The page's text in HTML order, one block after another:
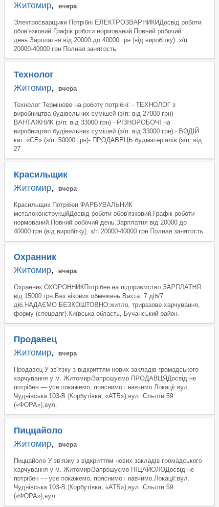
Житомир, вчера
Электросварщики Потрібні ЕЛЕКТРОЗВАРНИКИДосвід роботи
обов'язковий.Графік роботи нормований.Повний робочий
день.Зарплатня від 20000 до 40000 грн (від виробітку). з/п
20000-40000 грн Полная занятость
Технолог
Житомир, вчера
Технолог Терміново на роботу потрібні: - ТЕХНОЛОГ з
виробництва будівельних сумішей (з/п: від 27000 грн) -
ВАНТАЖНИК (з/п: від 33000 грн) - РІЗНОРОБОЧІ на
виробництво будівельних сумішей (з/п: від 33000 грн) - ВОДІЙ
кат. «СЕ» (з/п: 50000 грн)- ПРОДАВЕЦЬ будматеріалів (з/п: від
27
Красильщик
Житомир, вчера
Красильщик Потрібен ФАРБУВАЛЬНИК
металоконструкційДосвід роботи обов'язковий.Графік роботи
нормований.Повний робочий день.Зарплатня від 20000 до
40000 грн (від виробітку). з/п 20000-40000 грн Полная занятость
Охранник
Житомир, вчера
Охранник ОХОРОННИКПотрібен на підприємство.ЗАРПЛАТНЯ
від 15000 грн.Без вікових обмежень.Вахта: 7 діб/7
діб.НАДАЄМО БЕЗКОШТОВНО:житло, триразове харчування,
форму (спецодяг).Київська область, Бучанський район.
Продавец
Житомир, вчера
Продавец У зв’язку з відкриттям нових закладів громадського
харчування у м. ЖитомиріЗапрошуємо ПРОДАВЦЯДосвід не
потрібен — усе покажемо, пояснимо і навчимо.Локації:вул.
Чуднівська 103-В (Корбутівка, «АТБ»);вул. Сльоти 59
(«ФОРА»);вул.
Пиццайоло
Житомир, вчера
Пиццайоло У зв’язку з відкриттям нових закладів громадського
харчування у м. ЖитомиріЗапрошуємо ПІЦАЙОЛОДосвід не
потрібен — усе покажемо, пояснимо і навчимо.Локації:вул.
Чуднівська 103-В (Корбутівка, «АТБ»);вул. Сльоти 59
(«ФОРА»);вул